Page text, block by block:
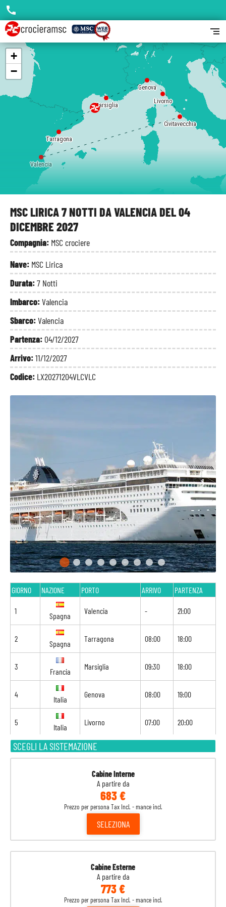
MSC LIRICA 7 NOTTI DA VALENCIA DEL 04
DICEMBRE 2027
Compagnia: MSC crociere
Nave: MSC Lirica
Durata:7 Notti
Imbarco:Valencia
Sbarco:Valencia
Partenza: 04/12/2027
Arrivo:11/12/2027
Codice: LX20271204VLCVLC
SCEGLI LA SISTEMAZIONE
Cabine Interne
A partire da
683 €
Prezzo per persona Tax Incl. - mance incl.
SELEZIONA
Cabine Esterne
A partire da
773 €
Prezzo per persona Tax Incl. - mance incl.
GIORNO NAZIONE PORTO ARRIVO PARTENZA
1
Spagna
Valencia - 21:00
2
Spagna
Tarragona 08:00 18:00
3
Francia
Marsiglia 09:30 18:00
4
Italia
Genova 08:00 19:00
5
Italia
Livorno 07:00 20:00
6
Italia
Civitavecchia 07:00 19:00
Navigazione
Valencia
Valencia
Tarragona
Marsiglia
Genova
Livorno
Civitavecchia
+
−
call
segment